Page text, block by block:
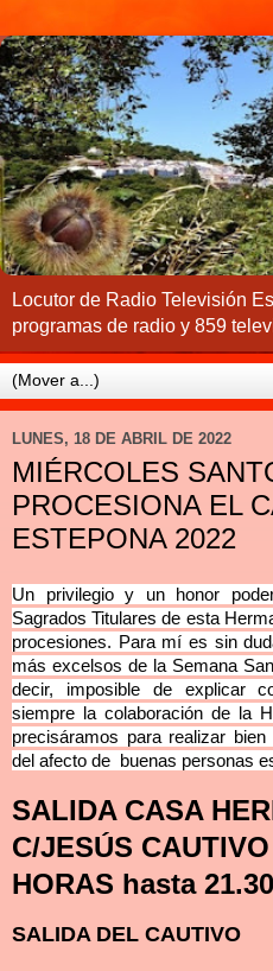
Locutor de Radio Televisión
programas de radio y 859
LUNES, 18 DE ABRIL DE 2022
MIÉRCOLES
PROCESIONA EL
ESTEPONA 2022
Un privilegio y un honor
Sagrados Titulares de esta
procesiones. Para mí es sin
más excelsos de la Semana
decir, imposible de explicar
siempre la colaboración de la
precisáramos para realizar
del afecto de  buenas personas
SALIDA CASA
C/JESÚS
HORAS hasta
SALIDA DEL CAUTIVO